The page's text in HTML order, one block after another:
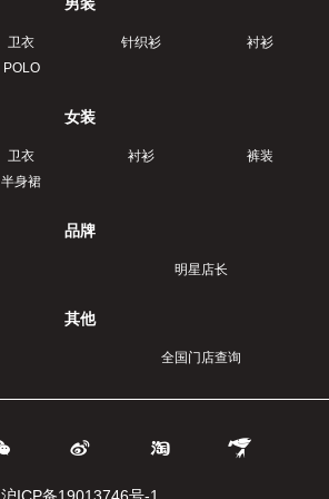
卫衣 针织衫
衬衫
POLO
女装
卫衣 衬衫
裤装
半身裙
品牌
明星店长
其他
全国门店查询